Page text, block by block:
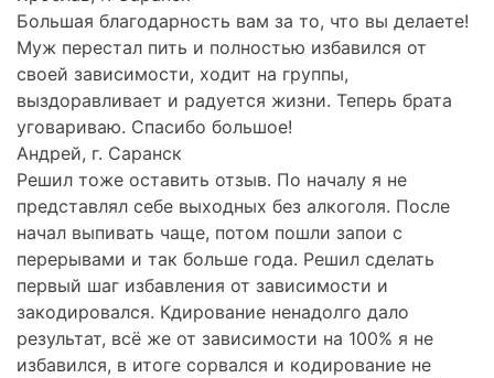
Большая благодарность вам за то, что вы делаете!
Муж перестал пить и полностью избавился от
своей зависимости, ходит на группы,
выздоравливает и радуется жизни. Теперь брата
уговариваю. Спасибо большое!
Андрей, г. Саранск
Решил тоже оставить отзыв. По началу я не
представлял себе выходных без алкоголя. После
начал выпивать чаще, потом пошли запои с
перерывами и так больше года. Решил сделать
первый шаг избавления от зависимости и
закодировался. Кдирование ненадолго дало
результат, всё же от зависимости на 100% я не
избавился, в итоге сорвался и кодирование не